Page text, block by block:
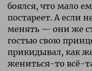
боялся, что мало
постареет. А если
менять — они же
гостью свою
прикидывал, как
жениться-то всё-